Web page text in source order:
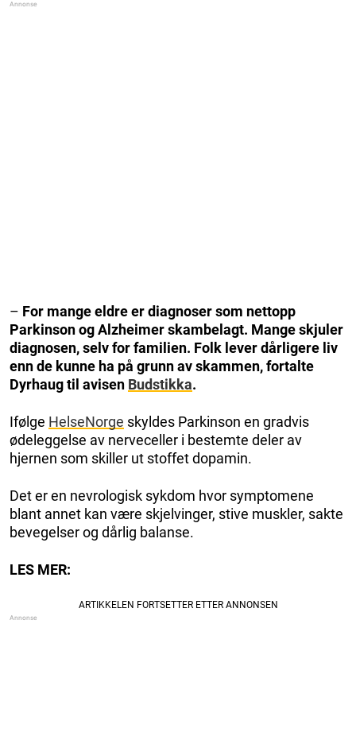
– For mange eldre er diagnoser som nettopp
Parkinson og Alzheimer skambelagt. Mange skjuler
diagnosen, selv for familien. Folk lever dårligere liv
enn de kunne ha på grunn av skammen, fortalte
Dyrhaugtil avisen Budstikka.
Ifølge HelseNorge skyldes Parkinson en gradvis
ødeleggelse av nerveceller i bestemte deler av
hjernen som skiller ut stoffet dopamin.
Det er en nevrologisk sykdom hvor symptomene
blant annet kan være skjelvinger, stive muskler, sakte
bevegelser og dårlig balanse.
LES MER: